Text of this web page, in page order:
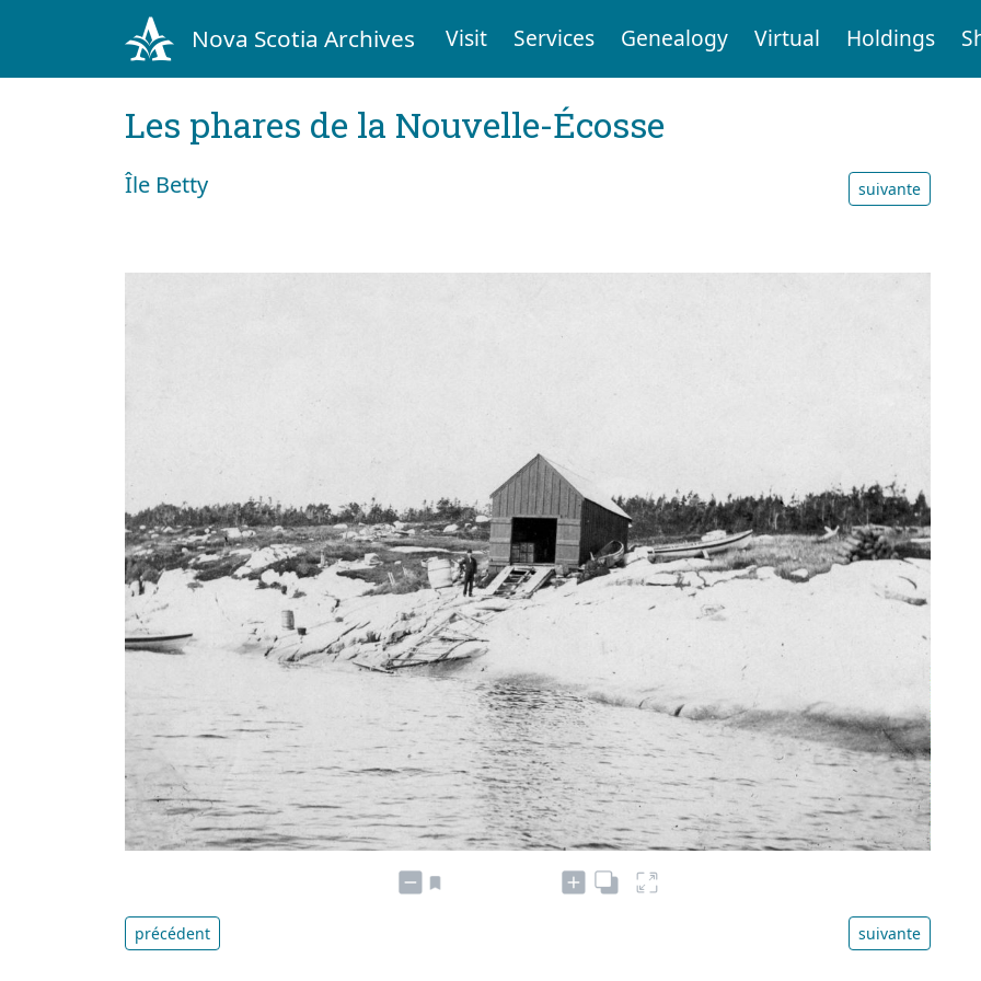
Nova Scotia Archives Visit Services Genealogy Virtual Holdings
Les phares de la Nouvelle-Écosse
Île Betty suivante
précédent suivante